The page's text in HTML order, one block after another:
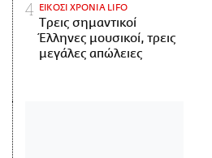
ΕΙΚΟΣΙ ΧΡΟΝΙΑ LIFO
Tρεις σημαντικοί
Έλληνες μουσικοί, τρεις
μεγάλες απώλειες